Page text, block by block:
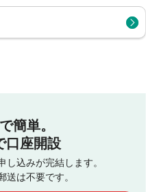
簡単。
口座開設
込みが完結します。
送は不要です。